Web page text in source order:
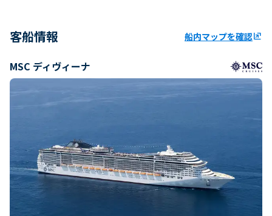
客船情報 船内マップを確認ungroup
MSC ディヴィーナ